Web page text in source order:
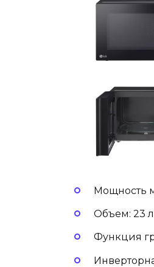
Мощность
Объем: 23
Функция